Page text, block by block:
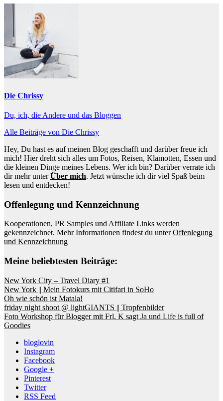
Die Chrissy
Du, ich, die Andere und das Bloggen
Alle Beiträge von Die Chrissy
Hey, Du hast es auf meinen Blog geschafft und darüber freue ich
mich! Hier dreht sich alles um Fotos, Reisen, Klamotten, Essen und
die kleinen Dinge meines Lebens. Wer ich bin? Darüber verrate ich
dir mehr unterÜber mich. Jetzt wünsche ich dir viel Spaß beim
lesen und entdecken!
Offenlegung und Kennzeichnung
Kooperationen, PR Samples und Affiliate Links werden
gekennzeichnet. Mehr Informationen findest du unterOffenlegung
und Kennzeichnung
Meine beliebtesten Beiträge:
New York City – Travel Diary #1
New York || Mein Fotokurs mit Citifari in SoHo
Oh wie schön ist Matala!
friday night shoot @ lightGIANTS || Tropfenbilder
Foto Workshop für Blogger mit Frl. K sagt Ja und Life is full of
Goodies
bloglovin
Instagram
Facebook
Google +
Pinterest
Twitter
RSS Feed